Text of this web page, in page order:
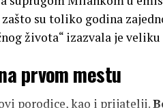
su toliko godina
života“ izazvala je
prvom mestu
porodice, kao i prijatelji.